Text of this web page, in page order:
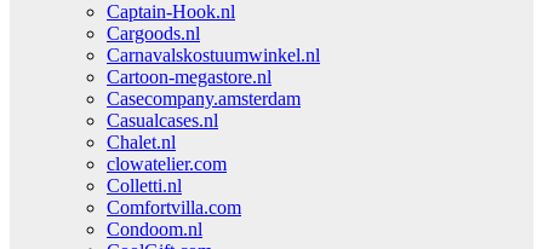
Captain-Hook.nl
Cargoods.nl
Carnavalskostuumwinkel.nl
Cartoon-megastore.nl
Casecompany.amsterdam
Casualcases.nl
Chalet.nl
clowatelier.com
Colletti.nl
Comfortvilla.com
Condoom.nl